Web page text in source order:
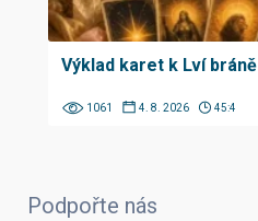
Výklad karet k Lví bráně
1061 4. 8. 2026 45:4
Podpořte nás